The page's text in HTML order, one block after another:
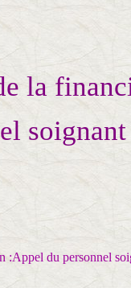
la
soignant